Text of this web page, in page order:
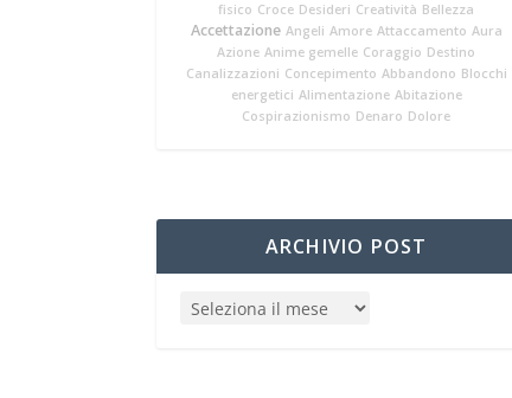
fisico Croce Desideri Creatività Bellezza
Accettazione Angeli Amore Attaccamento Aura
Azione Anime gemelle Coraggio Destino
Canalizzazioni Concepimento Abbandono Blocchi
energetici Alimentazione Abitazione
Cospirazionismo Denaro Dolore
ARCHIVIO POST